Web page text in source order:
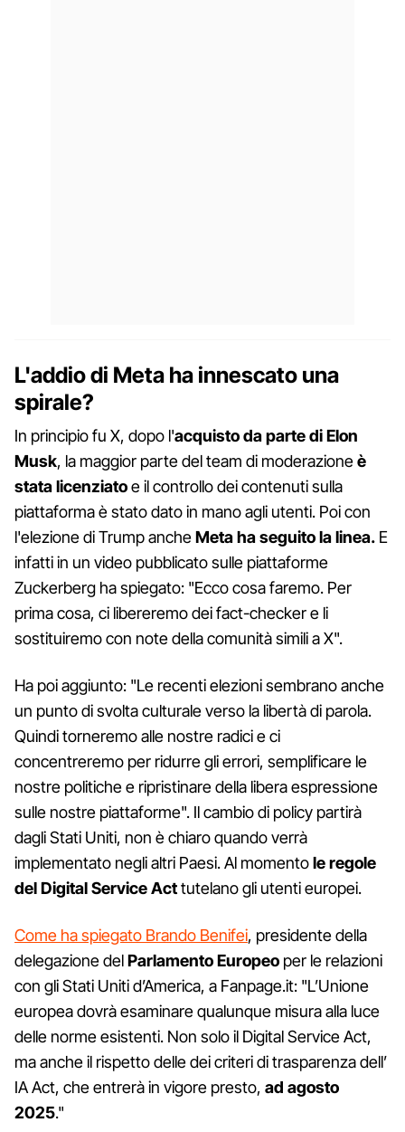
L'addio di Meta ha innescato una
spirale?
In principio fu X, dopo l'acquisto da parte di Elon
Musk, la maggior parte del team di moderazioneè
stata licenziatoe il controllo dei contenuti sulla
piattaforma è stato dato in mano agli utenti. Poi con
l'elezione di Trump ancheMeta ha seguito la linea. E
infatti in un video pubblicato sulle piattaforme
Zuckerberg ha spiegato: "Ecco cosa faremo. Per
prima cosa, ci libereremo dei fact-checker e li
sostituiremo con note della comunità simili a X".
Ha poi aggiunto: "Le recenti elezioni sembrano anche
un punto di svolta culturale verso la libertà di parola.
Quindi torneremo alle nostre radici e ci
concentreremo per ridurre gli errori, semplificare le
nostre politiche e ripristinare della libera espressione
sulle nostre piattaforme". Il cambio di policy partirà
dagli Stati Uniti, non è chiaro quando verrà
implementato negli altri Paesi. Al momentole regole
del Digital Service Acttutelano gli utenti europei.
Come ha spiegato Brando Benifei, presidente della
delegazione delParlamento Europeo per le relazioni
con gli Stati Uniti d’America, a Fanpage.it: "L’Unione
europea dovrà esaminare qualunque misura alla luce
delle norme esistenti. Non solo il Digital Service Act,
ma anche il rispetto delle dei criteri di trasparenza dell’
IA Act, che entrerà in vigore presto, ad agosto
2025."